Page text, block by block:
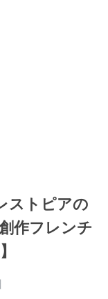
ストピアの
作フレンチ